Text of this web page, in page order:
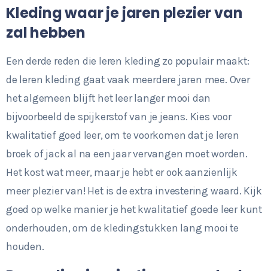
Kleding waar je jaren plezier van
zal hebben
Een derde reden die leren kleding zo populair maakt:
de leren kleding gaat vaak meerdere jaren mee. Over
het algemeen blijft het leer langer mooi dan
bijvoorbeeld de spijkerstof van je jeans. Kies voor
kwalitatief goed leer, om te voorkomen dat je leren
broek of jack al na een jaar vervangen moet worden.
Het kost wat meer, maar je hebt er ook aanzienlijk
meer plezier van! Het is de extra investering waard. Kijk
goed op welke manier je het kwalitatief goede leer kunt
onderhouden, om de kledingstukken lang mooi te
houden.